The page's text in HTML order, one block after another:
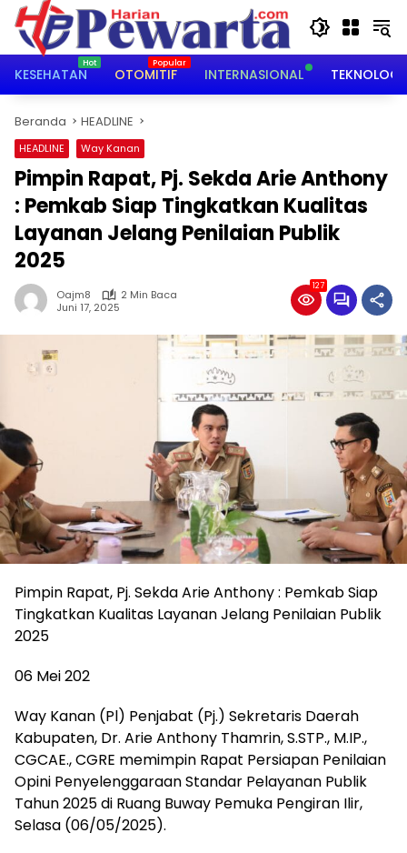
Langsung
konten
KESEHATAN
OTOMITIF INTERNASIONAL TEKNOLOGI
Beranda HEADLINE
HEADLINE Way Kanan
Pimpin Rapat, Pj. Sekda Arie Anthony
: Pemkab Siap Tingkatkan Kualitas
Layanan Jelang Penilaian Publik
2025
Oajm8
2 Min Baca
Juni 17, 2025
127
Pimpin Rapat, Pj. Sekda Arie Anthony : Pemkab Siap
Tingkatkan Kualitas Layanan Jelang Penilaian Publik
2025
06 Mei 202
Way Kanan (Pl) Penjabat (Pj.) Sekretaris Daerah
Kabupaten, Dr. Arie Anthony Thamrin, S.STP., M.IP.,
CGCAE., CGRE memimpin Rapat Persiapan Penilaian
Opini Penyelenggaraan Standar Pelayanan Publik
Tahun 2025 di Ruang Buway Pemuka Pengiran Ilir,
Selasa (06/05/2025).